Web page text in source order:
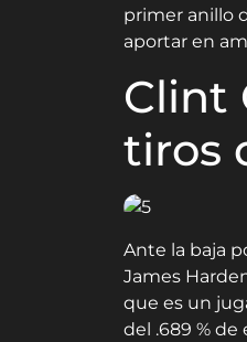
primer anillo
aportar en
Clint
tiros
Ante la baja
James
que es un
del .689 % de